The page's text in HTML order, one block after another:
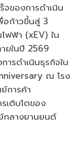
จของการดำเนิน
อก้าวขึ้นสู่ 3
ฟฟ้า (xEV) ใน
ายในปี 2569
รดำเนินธุรกิจใน
ณ โรง
การค้า
เติบโตของ
กลางยานยนต์